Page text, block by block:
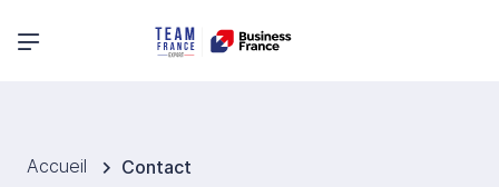
Menu principal
Accueil Contact